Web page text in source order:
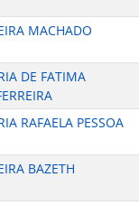
MACHADO
DE FATIMA
RAFAELA PESSOA
BAZETH